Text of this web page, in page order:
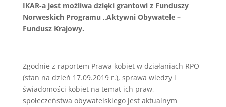
IKAR-a jest możliwa dzięki grantowi z Funduszy
Norweskich Programu „Aktywni Obywatele –
Fundusz Krajowy.
Zgodnie z raportem Prawa kobiet w działaniach RPO
(stan na dzień 17.09.2019 r.), sprawa wiedzy i
świadomości kobiet na temat ich praw,
społeczeństwa obywatelskiego jest aktualnym